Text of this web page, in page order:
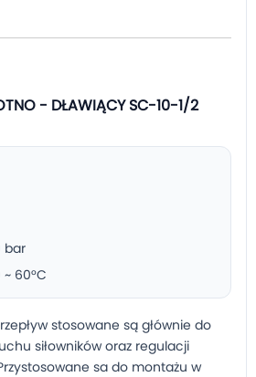
- DŁAWIĄCY SC-10-1/2
bar
60°C
stosowane są głównie do
siłowników oraz regulacji
sa do montażu w